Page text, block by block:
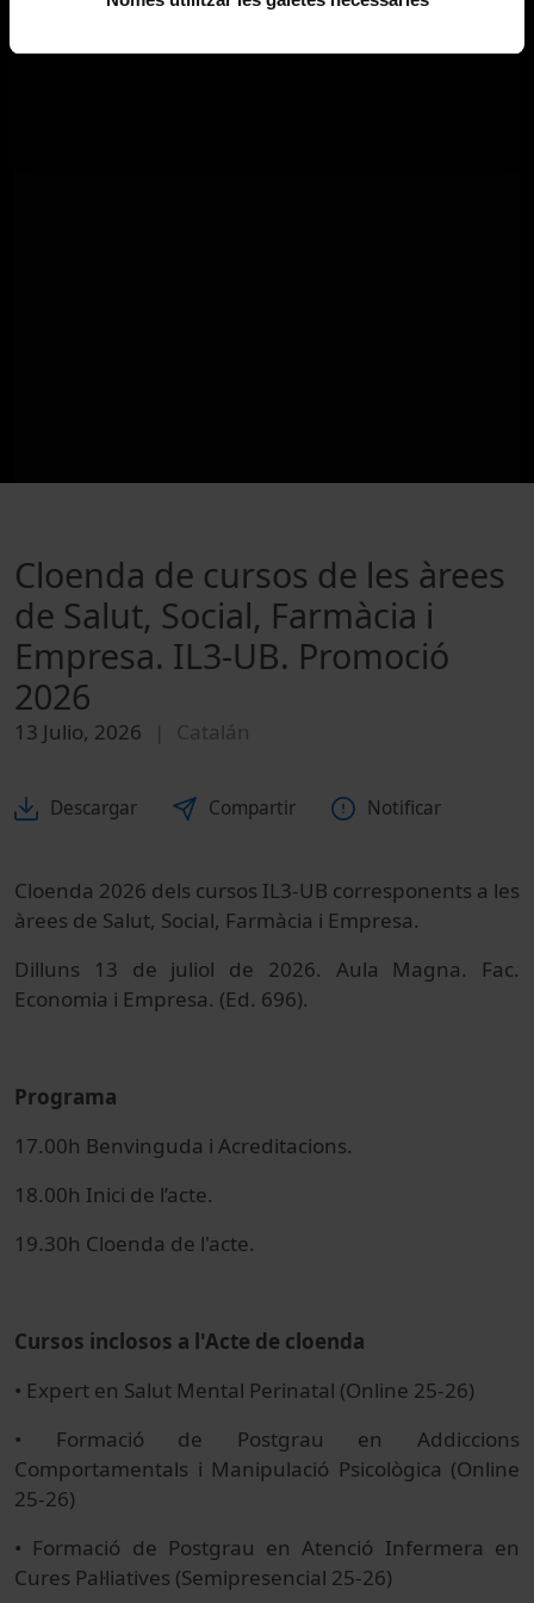
Cloenda de cursos de les àrees
de Salut, Social, Farmàcia i
Empresa. IL3-UB. Promoció
2026
13 Julio, 2026 Catalán
Descargar Compartir Notificar
Cloenda 2026 dels cursos IL3-UB corresponents a les
àrees de Salut, Social, Farmàcia i Empresa.
Dilluns 13 de juliol de 2026. Aula Magna. Fac.
Economia i Empresa. (Ed. 696).
Programa
17.00h Benvinguda i Acreditacions.
18.00h Inici de l’acte.
19.30h Cloenda de l'acte.
Cursos inclosos a l'Acte de cloenda
• Expert en Salut Mental Perinatal (Online 25-26)
• Formació de Postgrau en Addiccions
Comportamentals i Manipulació Psicològica (Online
25-26)
• Formació de Postgrau en Atenció Infermera en
Cures Pal·liatives (Semipresencial 25-26)